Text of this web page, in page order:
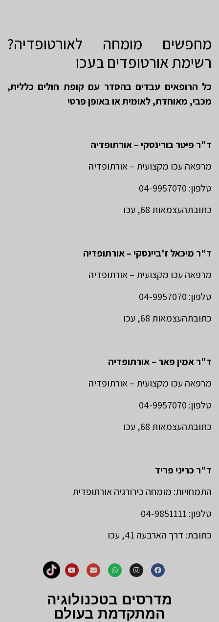
מחפשים מומחה לאורטופדיה?
רשימת אורטופדים בעכו
כל הרופאים עבדים בהסדר עם קופת חולים כללית,
מכבי, מאוחדת, לאומית או באופן פרטי
ד"ר פיטר בורינסקי – אורתופדיה
מרפאה עכו מקצועית – אורתופדיה
טלפון: 04-9957070
כתובתהעצמאות 68, עכו
ד"ר מיכאל ז'ביינסקי – אורתופדיה
מרפאה עכו מקצועית – אורתופדיה
טלפון: 04-9957070
כתובתהעצמאות 68, עכו
ד"ר אמין פאר – אורתופדיה
מרפאה עכו מקצועית – אורתופדיה
טלפון: 04-9957070
כתובתהעצמאות 68, עכו
ד"ר כריני פריד
התמחויות: מומחה כירורגיה אורתופדית
טלפון: 04-9851111
כתובת: דרך הארבעה 41, עכו
מדרסים בטכנולוגיה
המתקדמת בעולם